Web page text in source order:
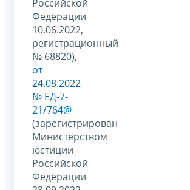
Российской
Федерации
10.06.2022,
регистрационный
№ 68820),
от
24.08.2022
№ ЕД-7-
21/764@
(зарегистрирован
Министерством
юстиции
Российской
Федерации